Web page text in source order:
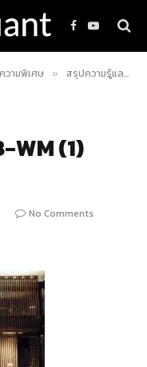
Facebook
YouTube
วามพิเศษ » สรุปความรู้และประสบการณ์จากงาน QuantCon 2018 โดยทีมงาน SiamQuant
WM (1)
No Comments